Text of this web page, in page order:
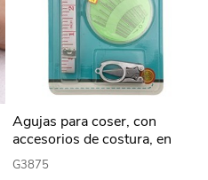
Agujas para coser, con
accesorios de costura, en
blister, PACKx12
G3875